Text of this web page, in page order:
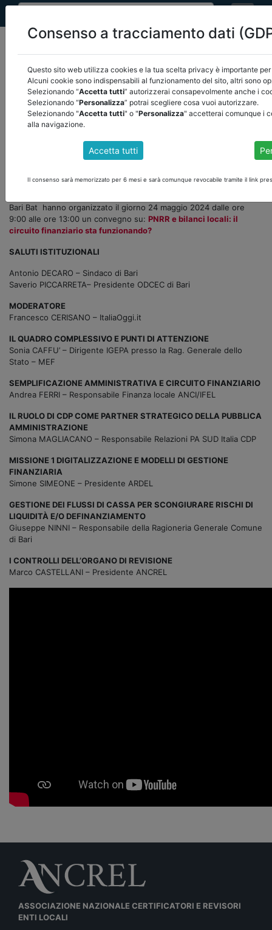
home video/torna indietro
PNRR E BILANCI LOCALI: IL CIRCUITO
FINANZIARIO STA FUNZIONANDO? Bari 24
Bari Bat hanno organizzato il giorno 24 maggio 2024 dalle ore
9:00 alle ore 13:00 un convegno su: PNRR e bilanci locali: il
circuito finanziario sta funzionando?
SALUTI ISTITUZIONALI
Antonio DECARO – Sindaco di Bari
Saverio PICCARRETA– Presidente ODCEC di Bari
MODERATORE
Francesco CERISANO – ItaliaOggi.it
IL QUADRO COMPLESSIVO E PUNTI DI ATTENZIONE
Sonia CAFFU’ – Dirigente IGEPA presso la Rag. Generale dello
Stato – MEF
SEMPLIFICAZIONE AMMINISTRATIVA E CIRCUITO FINANZIARIO
Andrea FERRI – Responsabile Finanza locale ANCI/IFEL
IL RUOLO DI CDP COME PARTNER STRATEGICO DELLA PUBBLICA
AMMINISTRAZIONE
Simona MAGLIACANO – Responsabile Relazioni PA SUD Italia CDP
MISSIONE 1 DIGITALIZZAZIONE E MODELLI DI GESTIONE
FINANZIARIA
Simone SIMEONE – Presidente ARDEL
GESTIONE DEI FLUSSI DI CASSA PER SCONGIURARE RISCHI DI
LIQUIDITÀ E/O DEFINANZIAMENTO
Giuseppe NINNI – Responsabile della Ragioneria Generale Comune
di Bari
I CONTROLLI DELL’ORGANO DI REVISIONE
Marco CASTELLANI – Presidente ANCREL
ASSOCIAZIONE NAZIONALE CERTIFICATORI E REVISORI
ENTI LOCALI
Consenso a tracciamento dati
Questo sito web utilizza cookies e la tua scelta privacy è importante per
Alcuni cookie sono indispensabili al funzionamento del sito, altri sono
Selezionando “Accetta tutti” autorizzerai consapevolmente anche i
Selezionando “Personalizza” potrai scegliere cosa vuoi autorizzare.
Selezionando "Accetta tutti" o "Personalizza" accetterai comunque i
alla navigazione.
Accetta tutti
Il consenso sarà memorizzato per 6 mesi e sarà comunque revocabile tramite il link